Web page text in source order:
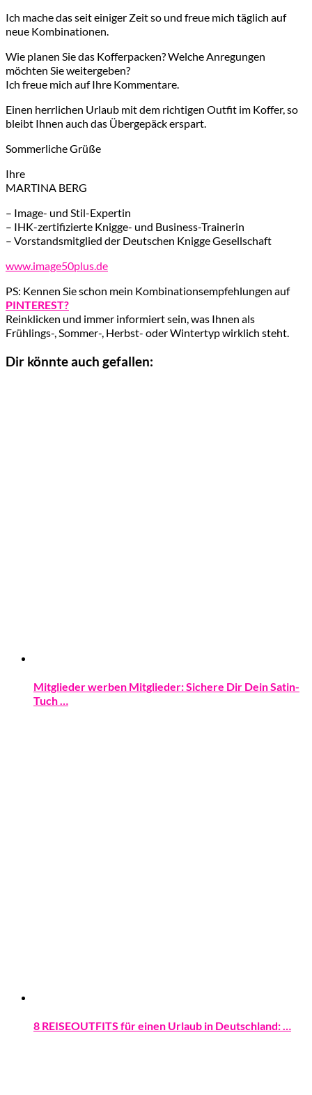
Ich mache das seit einiger Zeit so und freue mich täglich auf
neue Kombinationen.
Wie planen Sie das Kofferpacken? Welche Anregungen
möchten Sie weitergeben?
Ich freue mich auf Ihre Kommentare.
Einen herrlichen Urlaub mit dem richtigen Outfit im Koffer, so
bleibt Ihnen auch das Übergepäck erspart.
Sommerliche Grüße
Ihre
MARTINA BERG
– Image- und Stil-Expertin
– IHK-zertifizierte Knigge- und Business-Trainerin
– Vorstandsmitglied der Deutschen Knigge Gesellschaft
www.image50plus.de
PS: Kennen Sie schon mein Kombinationsempfehlungen auf
PINTEREST?
Reinklicken und immer informiert sein, was Ihnen als
Frühlings-, Sommer-, Herbst- oder Wintertyp wirklich steht.
Dir könnte auch gefallen:
Mitglieder werben Mitglieder: Sichere Dir Dein Satin-
Tuch …
8 REISEOUTFITS für einen Urlaub in Deutschland: …